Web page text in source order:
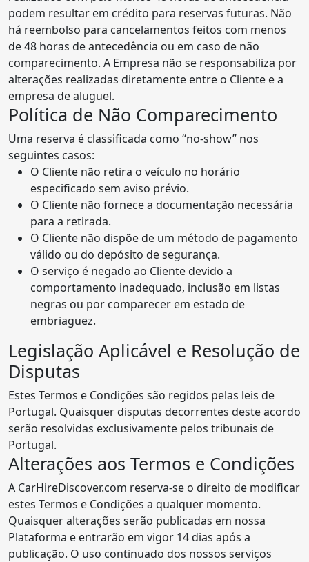
podem resultar em crédito para reservas futuras. Não
há reembolso para cancelamentos feitos com menos
de 48 horas de antecedência ou em caso de não
comparecimento. A Empresa não se responsabiliza por
alterações realizadas diretamente entre o Cliente e a
empresa de aluguel.
Política de Não Comparecimento
Uma reserva é classificada como “no-show” nos
seguintes casos:
O Cliente não retira o veículo no horário
especificado sem aviso prévio.
O Cliente não fornece a documentação necessária
para a retirada.
O Cliente não dispõe de um método de pagamento
válido ou do depósito de segurança.
O serviço é negado ao Cliente devido a
comportamento inadequado, inclusão em listas
negras ou por comparecer em estado de
embriaguez.
Legislação Aplicável e Resolução de
Disputas
Estes Termos e Condições são regidos pelas leis de
Portugal. Quaisquer disputas decorrentes deste acordo
serão resolvidas exclusivamente pelos tribunais de
Portugal.
Alterações aos Termos e Condições
A CarHireDiscover.com reserva-se o direito de modificar
estes Termos e Condições a qualquer momento.
Quaisquer alterações serão publicadas em nossa
Plataforma e entrarão em vigor 14 dias após a
publicação. O uso continuado dos nossos serviços